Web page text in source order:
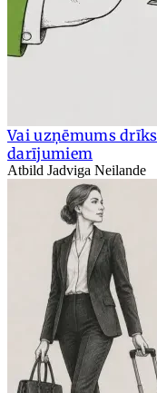
Vai uzņēmums
darījumiem
Atbild Jadviga Neilande